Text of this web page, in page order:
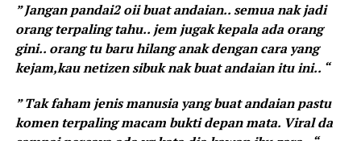
” Jangan pandai2 oii buat andaian.. semua nak jadi
orang terpaling tahu.. jem jugak kepala ada orang
gini.. orang tu baru hilang anak dengan cara yang
kejam,kau netizen sibuk nak buat andaian itu ini.. “
” Tak faham jenis manusia yang buat andaian pastu
komen terpaling macam bukti depan mata. Viral da